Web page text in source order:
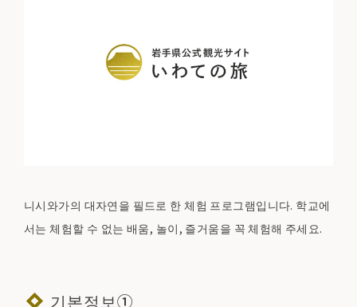
니시와가의 대자연을 필드로 한 체험 프로그램입니다. 학교에
서는 체험할 수 없는 배움, 놀이, 즐거움을 꼭 체험해 주세요.
기본정보①